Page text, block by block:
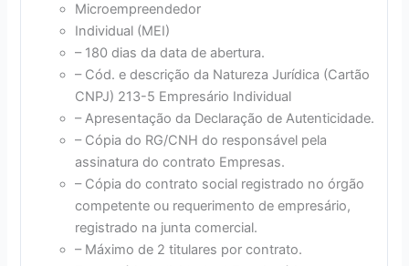
Microempreendedor
Individual (MEI)
– 180 dias da data de abertura.
– Cód. e descrição da Natureza Jurídica (Cartão
CNPJ) 213-5 Empresário Individual
– Apresentação da Declaração de Autenticidade.
– Cópia do RG/CNH do responsável pela
assinatura do contrato Empresas.
– Cópia do contrato social registrado no órgão
competente ou requerimento de empresário,
registrado na junta comercial.
– Máximo de 2 titulares por contrato.